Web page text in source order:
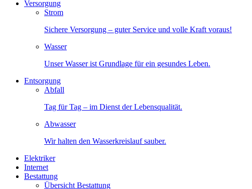
Versorgung
Strom
Sichere Versorgung – guter Service und volle Kraft voraus!
Wasser
Unser Wasser ist Grundlage für ein gesundes Leben.
Entsorgung
Abfall
Tag für Tag – im Dienst der Lebensqualität.
Abwasser
Wir halten den Wasserkreislauf sauber.
Elektriker
Internet
Bestattung
Übersicht Bestattung